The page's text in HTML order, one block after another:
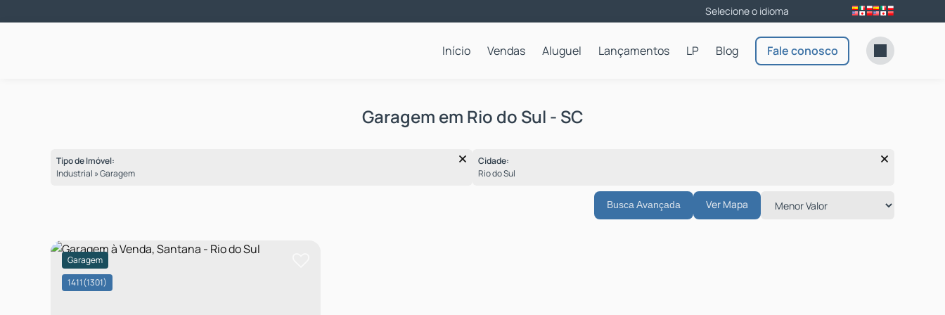
Fale conosco
Blog
LP
Lançamentos
Aluguel
Vendas
Início
Garagem em Rio do Sul - SC
Tipo de Imóvel:
Industrial » Garagem
Cidade:
Rio do Sul
Busca Avançada Ver Mapa
1411(1301)
Garagem